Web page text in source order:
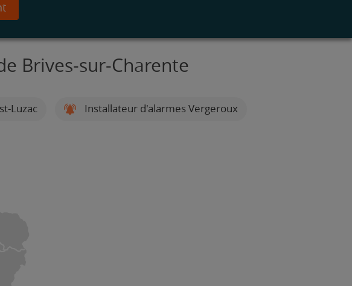
Brives-sur-Charente
Luzac Installateur d'alarmes Vergeroux